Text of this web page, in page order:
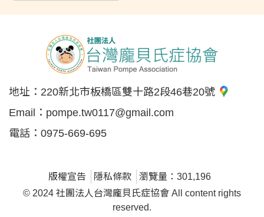
地址： 220新北市板橋區雙十路2段46巷20號
Email： pompe.tw0117@gmail.com
電話： 0975-669-695
版權宣告 隱私條款
瀏覽量：301,196
© 2024 社團法人台灣龐貝氏症協會 All content rights
reserved.